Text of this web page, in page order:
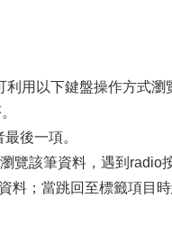
用以下鍵盤操作方式瀏
後一項。
覽該筆資料，遇到
料；當跳回至標籤項目